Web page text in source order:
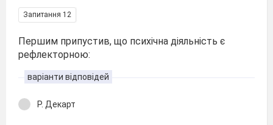
Запитання 12
Першим припустив, що психічна діяльність є
рефлекторною:
варіанти відповідей
Р. Декарт